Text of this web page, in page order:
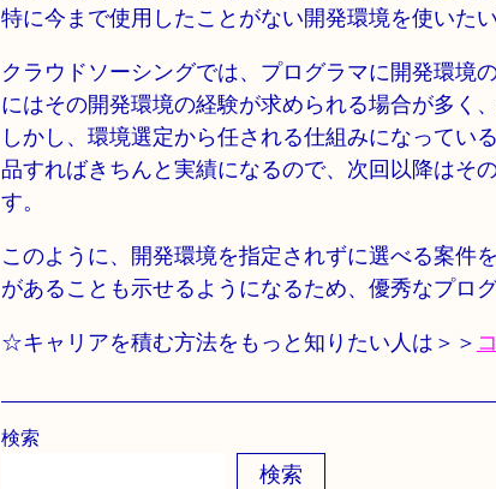
特に今まで使用したことがない開発環境を使いた
クラウドソーシングでは、プログラマに開発環境
にはその開発環境の経験が求められる場合が多く
しかし、環境選定から任される仕組みになってい
品すればきちんと実績になるので、次回以降はそ
す。
このように、開発環境を指定されずに選べる案件
があることも示せるようになるため、優秀なプロ
☆キャリアを積む方法をもっと知りたい人は＞＞
検索
検索